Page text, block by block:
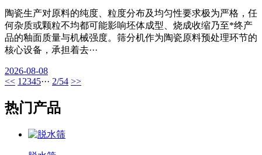
陶瓷生产对原料的纯度、粒度分布及均匀性要求极为严格，任
何杂质或颗粒不均都可能影响坯体成型、烧成收缩乃至*终产
品的釉面质量与机械强度。筛分机作为陶瓷原料预处理环节的
核心设备，承担着去···
2026-08-08
<< 1 2345··· 2/54 >>
热门产品